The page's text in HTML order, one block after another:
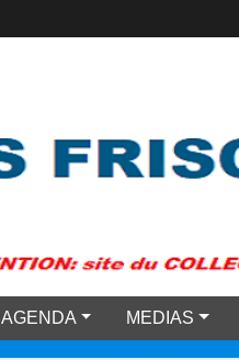
AGENDA MEDIAS